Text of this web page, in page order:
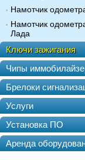
Намотчик
Намотчик
Лада
Ключи зажигания
Чипы
Брелоки
Услуги
Установка ПО
Аренда